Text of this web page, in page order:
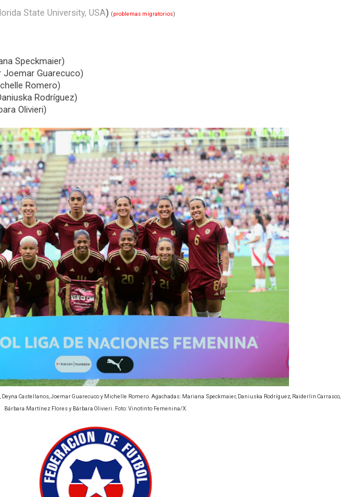
State University, USA) (problemas migratorios)
Speckmaier)
Guarecuco)
Romero)
Rodríguez)
Olivieri)
Deyna Castellanos, Joemar Guarecuco y Michelle Romero. Agachadas: Mariana Speckmaier, Daniuska Rodríguez, Raiderlin Carrasco,
Bárbara Martínez Flores y Bárbara Olivieri. Foto: Vinotinto Femenina/X.